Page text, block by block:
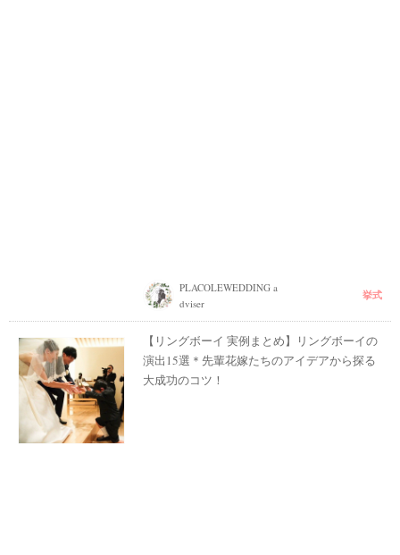
PLACOLEWEDDING a
dviser
挙式
【リングボーイ 実例まとめ】リングボーイの
演出15選＊先輩花嫁たちのアイデアから探る
大成功のコツ！